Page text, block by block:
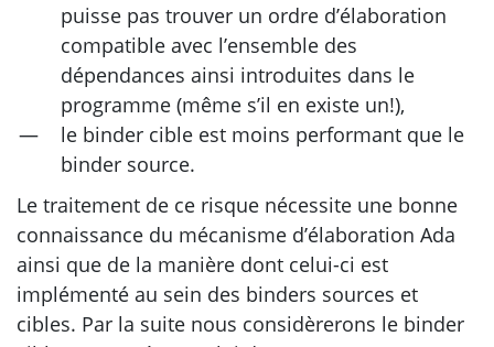
puisse pas trouver un ordre d’élaboration
compatible avec l’ensemble des
dépendances ainsi introduites dans le
programme (même s’il en existe un!),
le binder cible est moins performant que le
binder source.
Le traitement de ce risque nécessite une bonne
connaissance du mécanisme d’élaboration Ada
ainsi que de la manière dont celui-ci est
implémenté au sein des binders sources et
cibles. Par la suite nous considèrerons le binder